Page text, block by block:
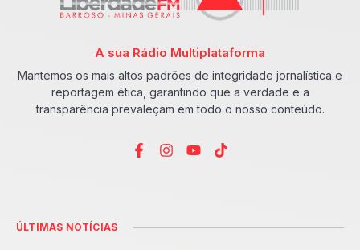
A sua Rádio Multiplataforma
Mantemos os mais altos padrões de integridade jornalística e
reportagem ética, garantindo que a verdade e a
transparência prevaleçam em todo o nosso conteúdo.
ÚLTIMAS NOTÍCIAS